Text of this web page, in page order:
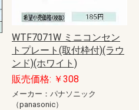
WTF7071W ミニコンセン
トプレート(取付枠付)(ラウ
ンド)(ホワイト)
販売価格: ￥308
メーカー：パナソニック
（panasonic）